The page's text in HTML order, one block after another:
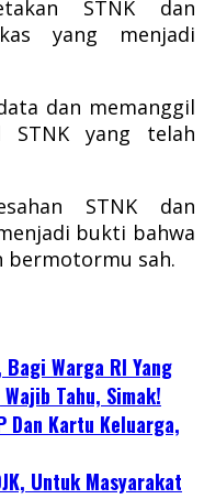
STNK dan
yang menjadi
dan memanggil
STNK yang telah
STNK dan
bukti bahwa
bermotormu sah.
Warga RI Yang
Tahu, Simak!
Dan Kartu Keluarga,
Untuk Masyarakat